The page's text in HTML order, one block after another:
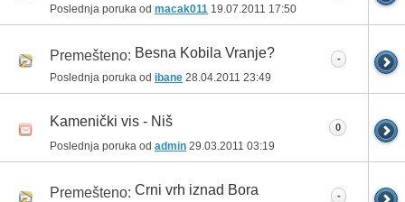
Poslednja poruka od macak011 19.07.2011 17:50
Premešteno: Besna Kobila Vranje?
Poslednja poruka od ibane 28.04.2011 23:49
-
Kamenički vis - Niš
Poslednja poruka od admin 29.03.2011 03:19
0
Premešteno: Crni vrh iznad Bora -